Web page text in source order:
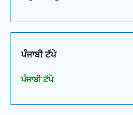
ਪੰਜਾਬੀ ਟੱਪੇ
ਪੰਜਾਬੀ ਟੱਪੇ